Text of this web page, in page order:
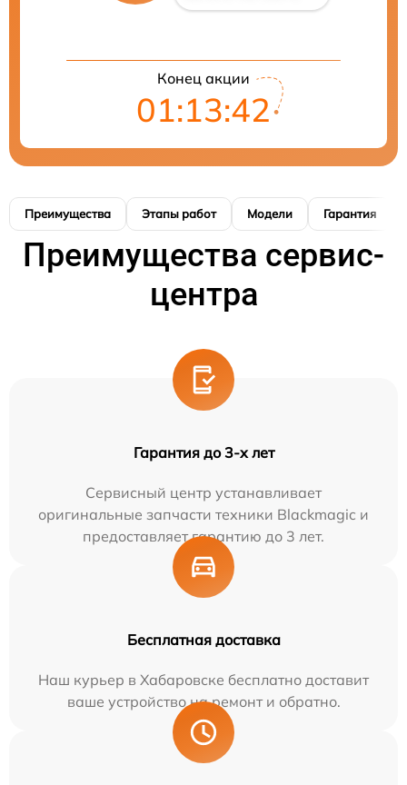
Конец акции
01:13:41
Преимущества Этапы работ Модели Гарантия
Преимущества сервис-
центра
Гарантия до 3-х лет
Сервисный центр устанавливает
оригинальные запчасти техники Blackmagic и
предоставляет гарантию до 3 лет.
Бесплатная доставка
Наш курьер в Хабаровске бесплатно доставит
ваше устройство на ремонт и обратно.